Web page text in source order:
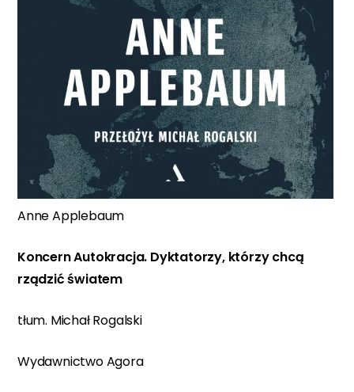
Anne Applebaum
Koncern Autokracja. Dyktatorzy, którzy chcą
rządzić światem
tłum. Michał Rogalski
Wydawnictwo Agora